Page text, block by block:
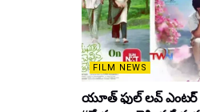
FILM NEWS
యూత్ ఫుల్ లవ్ ఎంటర్